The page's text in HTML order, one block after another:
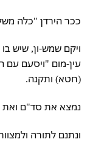
ככר הירדן "כלה
ויקם שמש-ון, שיש
עין-מום "ויסעם עם
(חטא) ותקנה.
נמצא את סד"ם
ונתנם לתורה